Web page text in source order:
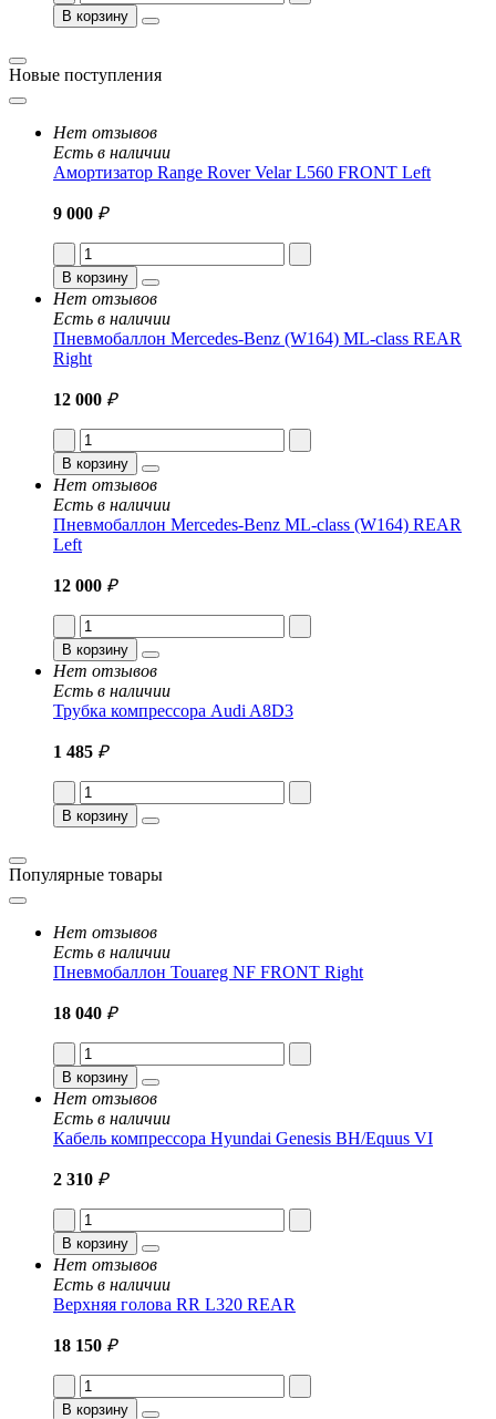
В корзину
Новые поступления
Нет отзывов
Есть в наличии
Амортизатор Range Rover Velar L560 FRONT Left
9 000 ₽
В корзину
Нет отзывов
Есть в наличии
Пневмобаллон Mercedes-Benz (W164) ML-class REAR
Right
12 000 ₽
В корзину
Нет отзывов
Есть в наличии
Пневмобаллон Mercedes-Benz ML-class (W164) REAR
Left
12 000 ₽
В корзину
Нет отзывов
Есть в наличии
Трубка компрессора Audi A8D3
1 485 ₽
В корзину
Популярные товары
Нет отзывов
Есть в наличии
Пневмобаллон Touareg NF FRONT Right
18 040 ₽
В корзину
Нет отзывов
Есть в наличии
Кабель компрессора Hyundai Genesis BH/Equus VI
2 310 ₽
В корзину
Нет отзывов
Есть в наличии
Верхняя голова RR L320 REAR
18 150 ₽
В корзину